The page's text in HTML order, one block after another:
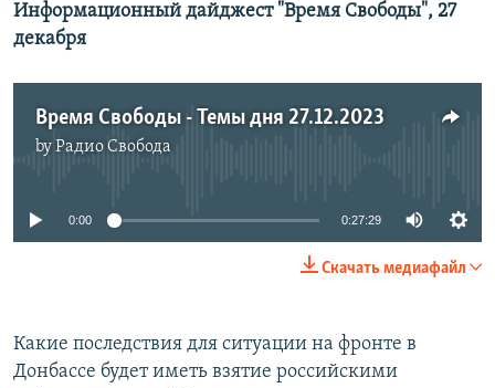
Все сайты РСЕ/РС
Информационный дайджест "Время Свободы", 27
декабря
Время Свободы - Темы дня 27.12.2023
byРадио Свобода
No media source currently available
0:00 0:27:29
Скачать медиафайл
Какие последствия для ситуации на фронте в
Донбассе будет иметь взятие российскими